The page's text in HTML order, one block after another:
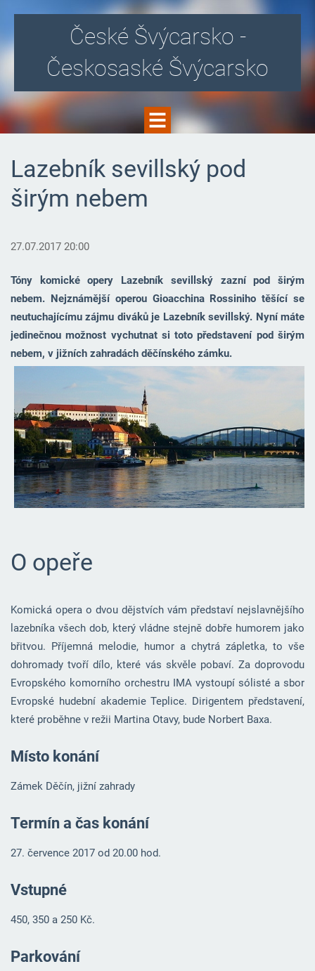
České Švýcarsko -
Českosaské Švýcarsko
Lazebník sevillský pod
širým nebem
27.07.2017 20:00
Tóny komické opery Lazebník sevillský zazní pod širým
nebem. Nejznámější operou Gioacchina Rossiniho těšící se
neutuchajícímu zájmu diváků je Lazebník sevillský. Nyní máte
jedinečnou možnost vychutnat si toto představení pod širým
nebem, v jižních zahradách děčínského zámku.
O opeře
Komická opera o dvou dějstvích vám představí nejslavnějšího
lazebníka všech dob, který vládne stejně dobře humorem jako
břitvou. Příjemná melodie, humor a chytrá zápletka, to vše
dohromady tvoří dílo, které vás skvěle pobaví. Za doprovodu
Evropského komorního orchestru IMA vystoupí sólisté a sbor
Evropské hudební akademie Teplice. Dirigentem představení,
které proběhne v režii Martina Otavy, bude Norbert Baxa.
Místo konání
Zámek Děčín, jižní zahrady
Termín a čas konání
27. července 2017 od 20.00 hod.
Vstupné
450, 350 a 250 Kč.
Parkování